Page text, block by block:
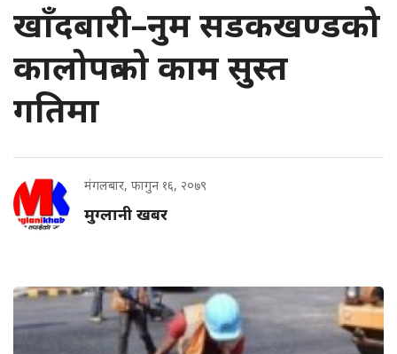
खाँदबारी–नुम सडकखण्डको
कालोपत्रको काम सुस्त
गतिमा
मंगलबार, फागुन १६, २०७९
मुग्लानी खबर